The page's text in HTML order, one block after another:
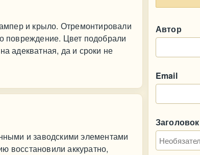
и крыло. Отремонтировали
повреждение. Цвет подобрали
адекватная, да и сроки не
и заводскими элементами
восстановили аккуратно,
Автор
Email
Заголовок